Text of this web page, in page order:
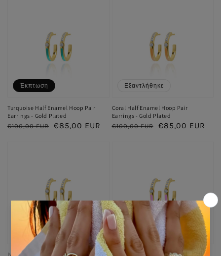
Turquoise Half Enamel Hoop Pair
Earrings - Gold Plated
Κανονική
€100,00 EUR
Τιμή
€85,00 EUR
Έκπτωση
Coral Half Enamel Hoop Pair
Earrings - Gold Plated
Κανονική
€100,00 EUR
Τιμή
€85,00 EUR
Εξαντλήθηκε
Ivory Half Enamel Hoop Pair
Εξαντλήθηκε
Pink Half Enamel Hoop Pair
Εξαντλήθηκε